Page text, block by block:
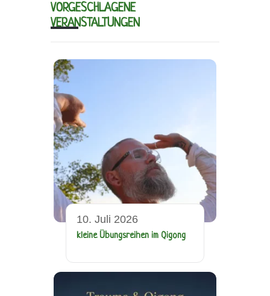
VORGESCHLAGENE
VERANSTALTUNGEN
10. Juli 2026
kleine Übungsreihen im Qigong